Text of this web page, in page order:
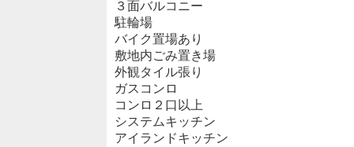
３面バルコニー
駐輪場
バイク置場あり
敷地内ごみ置き場
外観タイル張り
ガスコンロ
コンロ２口以上
システムキッチン
アイランドキッチン